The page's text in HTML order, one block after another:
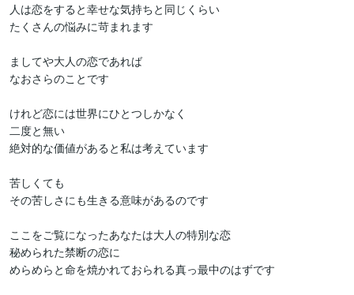
人は恋をすると幸せな気持ちと同じくらい
たくさんの悩みに苛まれます
ましてや大人の恋であれば
なおさらのことです
けれど恋には世界にひとつしかなく
二度と無い
絶対的な価値があると私は考えています
苦しくても
その苦しさにも生きる意味があるのです
ここをご覧になったあなたは大人の特別な恋
秘められた禁断の恋に
めらめらと命を焼かれておられる真っ最中のはずです